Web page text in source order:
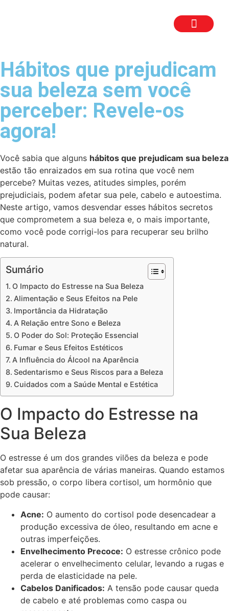
Hábitos que prejudicam
sua beleza sem você
perceber: Revele-os
agora!
Você sabia que alguns hábitos que prejudicam sua beleza
estão tão enraizados em sua rotina que você nem
percebe? Muitas vezes, atitudes simples, porém
prejudiciais, podem afetar sua pele, cabelo e autoestima.
Neste artigo, vamos desvendar esses hábitos secretos
que comprometem a sua beleza e, o mais importante,
como você pode corrigi-los para recuperar seu brilho
natural.
Sumário
O Impacto do Estresse na Sua Beleza
Alimentação e Seus Efeitos na Pele
Importância da Hidratação
A Relação entre Sono e Beleza
O Poder do Sol: Proteção Essencial
Fumar e Seus Efeitos Estéticos
A Influência do Álcool na Aparência
Sedentarismo e Seus Riscos para a Beleza
Cuidados com a Saúde Mental e Estética
O Impacto do Estresse na
Sua Beleza
O estresse é um dos grandes vilões da beleza e pode
afetar sua aparência de várias maneiras. Quando estamos
sob pressão, o corpo libera cortisol, um hormônio que
pode causar:
Acne: O aumento do cortisol pode desencadear a
produção excessiva de óleo, resultando em acne e
outras imperfeições.
Envelhecimento Precoce: O estresse crônico pode
acelerar o envelhecimento celular, levando a rugas e
perda de elasticidade na pele.
Cabelos Danificados: A tensão pode causar queda
de cabelo e até problemas como caspa ou